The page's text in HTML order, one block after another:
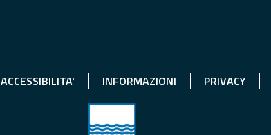
ACCESSIBILITA' INFORMAZIONI PRIVACY